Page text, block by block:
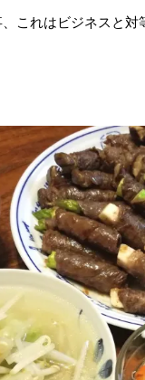
これはビジネスと対